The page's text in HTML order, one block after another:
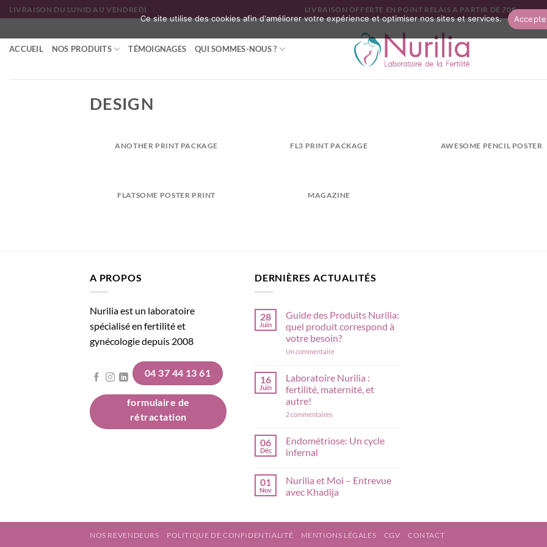
Passer
au
contenu
LIVRAISON DU LUNID AU VENDREDI LIVRAISON OFFERTE EN POINT RELAIS A PARTIR DE 70€
ACCUEIL NOS PRODUITS TÉMOIGNAGES QUI SOMMES-NOUS ?
DESIGN
ANOTHER PRINT PACKAGE FL3 PRINT PACKAGE AWESOME PENCIL POSTER
FLATSOME POSTER PRINT MAGAZINE
A PROPOS
Nurilia est un laboratoire
spécialisé en fertilité et
gynécologie depuis 2008
04 37 44 13 61
formulaire de
rétractation
DERNIÈRES ACTUALITÉS
28
Juin
Guide des Produits Nurilia:
quel produit correspond à
votre besoin?
Un commentairesur
Produits
Nurilia:
quel
16
Juin
Laboratoire Nurilia :
fertilité, maternité, et
autre!
2 commentaires
fertilité,
06
Déc
Endométriose: Un cycle
infernal
sur
Endométriose:
Un
01
Nov
Nurilia et Moi – Entrevue
avec Khadija
et
NOS REVENDEURS POLITIQUE DE CONFIDENTIALITÉ MENTIONS LÉGALES CGV CONTACT
Ce site utilise des cookies afin d'améliorer votre expérience et optimiser nos sites et services.